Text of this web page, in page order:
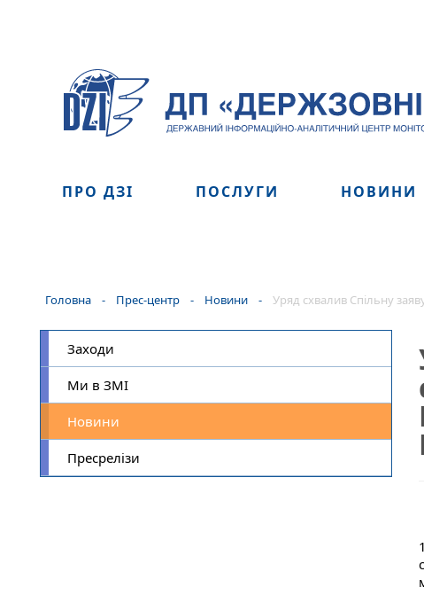
ПРО ДЗІ ПОСЛУГИ НОВИНИ
Головна - Прес-центр - Новини - Уряд схвалив Спільну
Заходи
Ми в ЗМІ
Новини
Пресрелізи